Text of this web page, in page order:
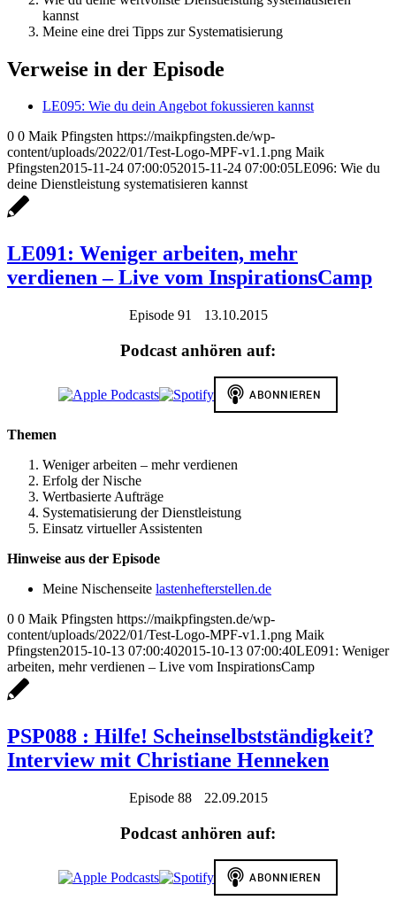
kannst
Meine eine drei Tipps zur Systematisierung
Verweise in der Episode
LE095: Wie du dein Angebot fokussieren kannst
0 0 Maik Pfingsten https://maikpfingsten.de/wp-
content/uploads/2022/01/Test-Logo-MPF-v1.1.png Maik
Pfingsten2015-11-24 07:00:052015-11-24 07:00:05LE096: Wie du
deine Dienstleistung systematisieren kannst
LE091: Weniger arbeiten, mehr
verdienen – Live vom InspirationsCamp
Episode 91 13.10.2015
Podcast anhören auf:
Themen
Weniger arbeiten – mehr verdienen
Erfolg der Nische
Wertbasierte Aufträge
Systematisierung der Dienstleistung
Einsatz virtueller Assistenten
Hinweise aus der Episode
Meine Nischenseite lastenhefterstellen.de
0 0 Maik Pfingsten https://maikpfingsten.de/wp-
content/uploads/2022/01/Test-Logo-MPF-v1.1.png Maik
Pfingsten2015-10-13 07:00:402015-10-13 07:00:40LE091: Weniger
arbeiten, mehr verdienen – Live vom InspirationsCamp
PSP088 : Hilfe! Scheinselbstständigkeit?
Interview mit Christiane Henneken
Episode 88 22.09.2015
Podcast anhören auf: